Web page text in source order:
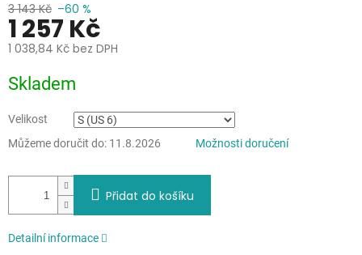
3 143 Kč –60 %
1 257 Kč
1 038,84 Kč bez DPH
cena:
Skladem
Velikost
Můžeme doručit do: 11.8.2026 Možnosti doručení
Přidat do košíku
Detailní informace